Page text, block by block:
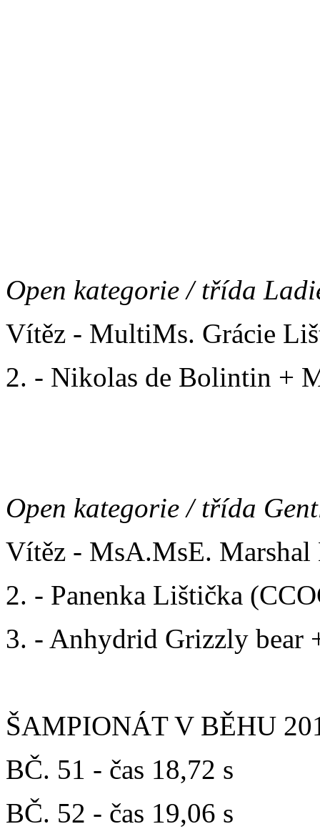
Open kategorie / třída
Vítěz - MultiMs. Grácie
2. - Nikolas de Bolintin +
Open kategorie / třída
Vítěz - MsA.MsE.
2. - Panenka Lištička
3. - Anhydrid Grizzly bear
ŠAMPIONÁT V BĚHU
BČ. 51 - čas 18,72 s
BČ. 52 - čas 19,06 s